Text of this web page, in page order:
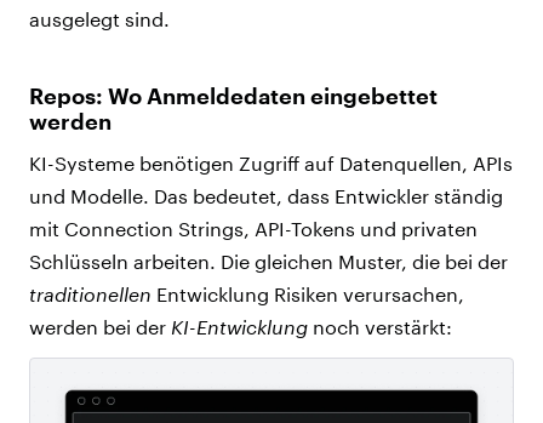
ausgelegt sind.
Repos: Wo Anmeldedaten eingebettet
werden
KI-Systeme benötigen Zugriff auf Datenquellen, APIs
und Modelle. Das bedeutet, dass Entwickler ständig
mit Connection Strings, API-Tokens und privaten
Schlüsseln arbeiten. Die gleichen Muster, die bei der
traditionellen Entwicklung Risiken verursachen,
werden bei der KI-Entwicklung noch verstärkt: